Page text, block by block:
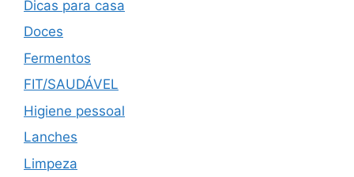
Dicas para casa
Doces
Fermentos
FIT/SAUDÁVEL
Higiene pessoal
Lanches
Limpeza